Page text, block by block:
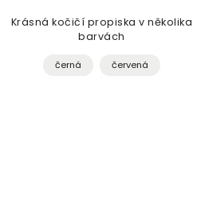
Krásná kočičí propiska v několika
barvách
černá červená